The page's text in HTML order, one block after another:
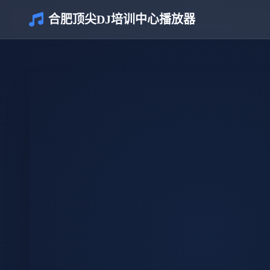
合肥顶尖DJ培训中心播放器
介绍